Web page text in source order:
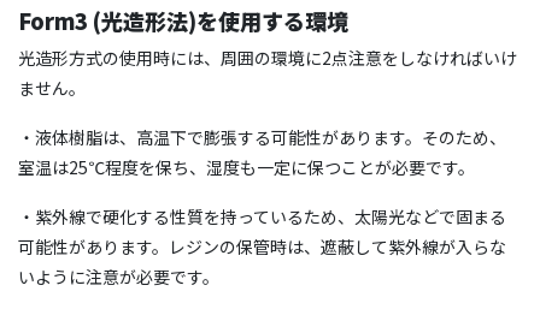
Form3 (光造形法)を使用する環境
光造形方式の使用時には、周囲の環境に2点注意をしなければいけ
ません。
・液体樹脂は、高温下で膨張する可能性があります。そのため、
室温は25℃程度を保ち、湿度も一定に保つことが必要です。
・紫外線で硬化する性質を持っているため、太陽光などで固まる
可能性があります。レジンの保管時は、遮蔽して紫外線が入らな
いように注意が必要です。